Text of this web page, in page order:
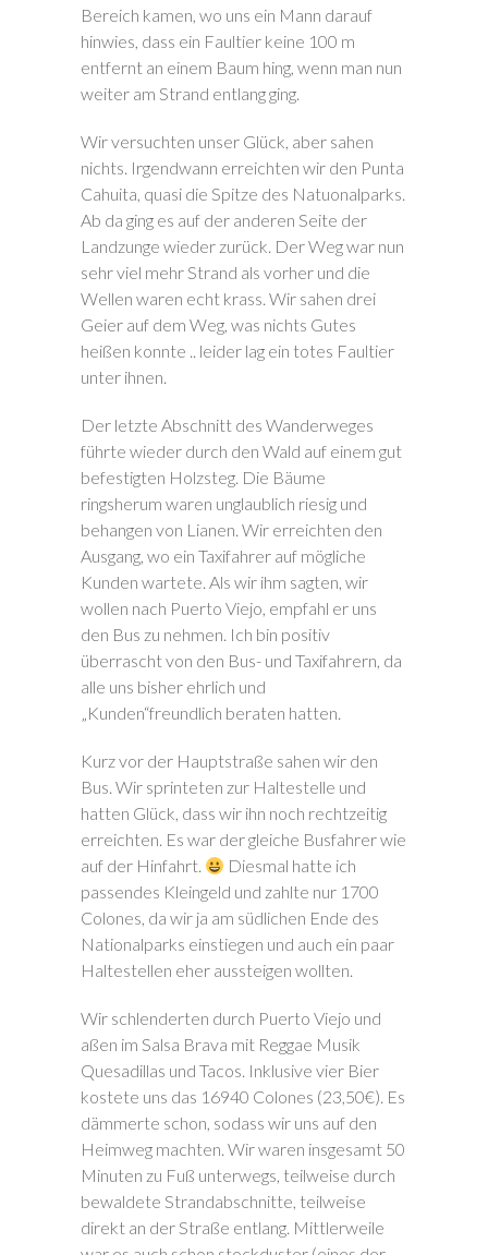
Bereich kamen, wo uns ein Mann darauf
hinwies, dass ein Faultier keine 100 m
entfernt an einem Baum hing, wenn man nun
weiter am Strand entlang ging.
Wir versuchten unser Glück, aber sahen
nichts. Irgendwann erreichten wir den Punta
Cahuita, quasi die Spitze des Natuonalparks.
Ab da ging es auf der anderen Seite der
Landzunge wieder zurück. Der Weg war nun
sehr viel mehr Strand als vorher und die
Wellen waren echt krass. Wir sahen drei
Geier auf dem Weg, was nichts Gutes
heißen konnte .. leider lag ein totes Faultier
unter ihnen.
Der letzte Abschnitt des Wanderweges
führte wieder durch den Wald auf einem gut
befestigten Holzsteg. Die Bäume
ringsherum waren unglaublich riesig und
behangen von Lianen. Wir erreichten den
Ausgang, wo ein Taxifahrer auf mögliche
Kunden wartete. Als wir ihm sagten, wir
wollen nach Puerto Viejo, empfahl er uns
den Bus zu nehmen. Ich bin positiv
überrascht von den Bus- und Taxifahrern, da
alle uns bisher ehrlich und
„Kunden“freundlich beraten hatten.
Kurz vor der Hauptstraße sahen wir den
Bus. Wir sprinteten zur Haltestelle und
hatten Glück, dass wir ihn noch rechtzeitig
erreichten. Es war der gleiche Busfahrer wie
auf der Hinfahrt.
Diesmal hatte ich
passendes Kleingeld und zahlte nur 1700
Colones, da wir ja am südlichen Ende des
Nationalparks einstiegen und auch ein paar
Haltestellen eher aussteigen wollten.
Wir schlenderten durch Puerto Viejo und
aßen im Salsa Brava mit Reggae Musik
Quesadillas und Tacos. Inklusive vier Bier
kostete uns das 16940 Colones (23,50€). Es
dämmerte schon, sodass wir uns auf den
Heimweg machten. Wir waren insgesamt 50
Minuten zu Fuß unterwegs, teilweise durch
bewaldete Strandabschnitte, teilweise
direkt an der Straße entlang. Mittlerweile